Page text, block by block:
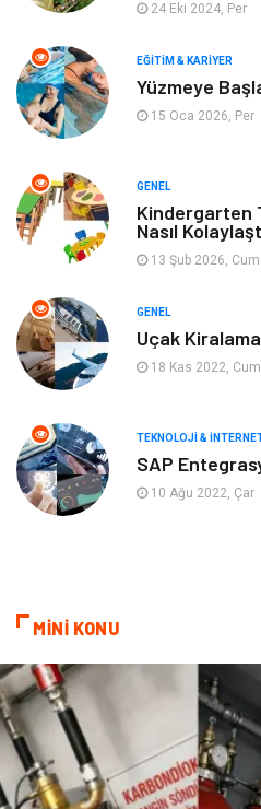
Genel Kültür
Metal
Yeme & İçme
Ev İşleri
Organizasyon
Astroloji
Mobilya
Bebek Giyim
Mermer
24 Eki 2024, Per
EĞITIM & KARIYER
Yüzmeye
15 Oca 2026, Per
GENEL
Kindergarten
Nasıl
13 Şub 2026, Cum
GENEL
Uçak
18 Kas 2022, Cum
TEKNOLOJI &
SAP
10 Ağu 2022, Çar
MİNİ KONU